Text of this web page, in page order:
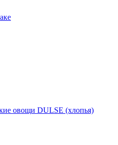
овощи DULSE (хлопья)